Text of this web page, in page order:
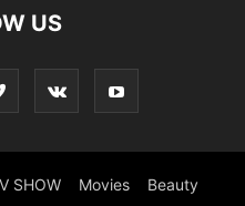
US
SHOW Movies Beauty